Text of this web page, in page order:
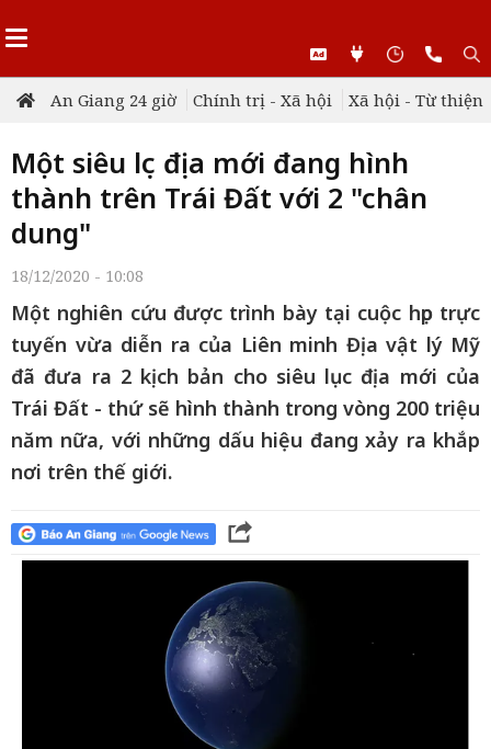
An Giang 24 giờ Chính trị - Xã hội Xã hội - Từ thiện
Một siêu lục địa mới đang hình
thành trên Trái Đất với 2 "chân
dung"
18/12/2020 - 10:08
Một nghiên cứu được trình bày tại cuộc họp trực
tuyến vừa diễn ra của Liên minh Địa vật lý Mỹ
đã đưa ra 2 kịch bản cho siêu lục địa mới của
Trái Đất - thứ sẽ hình thành trong vòng 200 triệu
năm nữa, với những dấu hiệu đang xảy ra khắp
nơi trên thế giới.